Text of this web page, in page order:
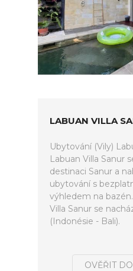
LABUAN VILLA
Ubytování (Vily)
Labuan Villa Sanur
destinaci Sanur a
ubytování s
výhledem na
Villa Sanur se
(Indonésie - Bali).
OVĚŘIT